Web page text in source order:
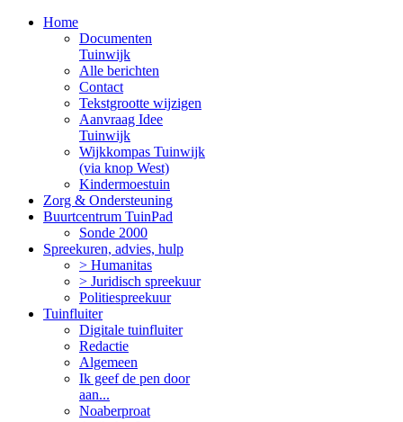
Home
Documenten
Tuinwijk
Alle berichten
Contact
Tekstgrootte wijzigen
Aanvraag Idee
Tuinwijk
Wijkkompas Tuinwijk
(via knop West)
Kindermoestuin
Zorg & Ondersteuning
Buurtcentrum TuinPad
Sonde 2000
Spreekuren, advies, hulp
> Humanitas
> Juridisch spreekuur
Politiespreekuur
Tuinfluiter
Digitale tuinfluiter
Redactie
Algemeen
Ik geef de pen door
aan...
Noaberproat